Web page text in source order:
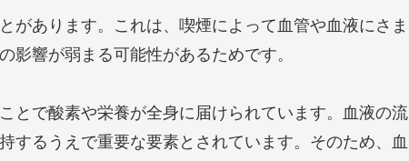
があります。これは、喫煙によって血管や血液にさま
影響が弱まる可能性があるためです。
とで酸素や栄養が全身に届けられています。血液の流
するうえで重要な要素とされています。そのため、血